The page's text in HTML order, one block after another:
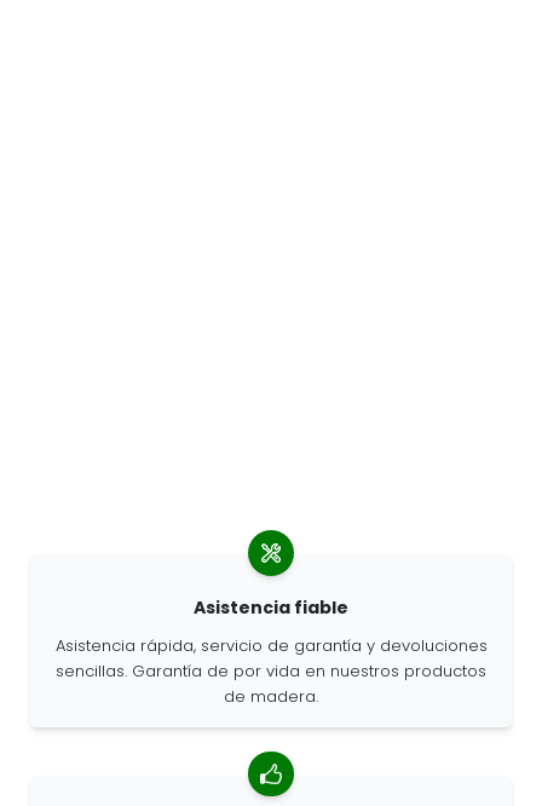
Asistencia fiable
Asistencia rápida, servicio de garantía y devoluciones
sencillas. Garantía de por vida en nuestros productos
de madera.